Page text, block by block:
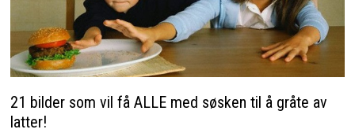
21 bilder som vil få ALLE med søsken til å gråte av
latter!